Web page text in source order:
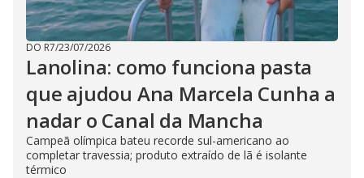
DO R7/23/07/2026
Lanolina: como funciona pasta
que ajudou Ana Marcela Cunha a
nadar o Canal da Mancha
Campeã olímpica bateu recorde sul-americano ao
completar travessia; produto extraído de lã é isolante
térmico